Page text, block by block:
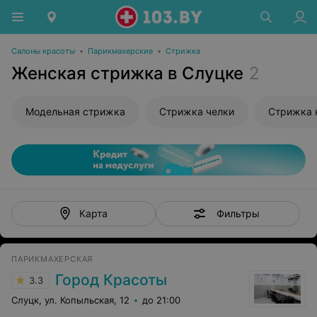
Салоны красоты • Парикмахерские • Стрижка
Женская стрижка в Слуцке 2
Модельная стрижка Стрижка челки Стрижка
Карта Фильтры
ПАРИКМАХЕРСКАЯ
3.3 Город Красоты
Слуцк, ул. Копыльская, 12 до 21:00